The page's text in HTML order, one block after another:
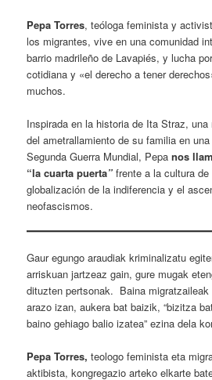
Pepa Torres, teóloga feminista y
los migrantes, vive en una comunidad
barrio madrileño de Lavapiés, y lucha
cotidiana y «el derecho a tener
muchos.
Inspirada en la historia de Ita Straz,
del ametrallamiento de su familia en
Segunda Guerra Mundial, Pepanos
“la cuarta puerta” frente a la cultura de
globalización de la indiferencia y el
neofascismos.
Gaur egungo araudiak kriminalizatu
arriskuan jartzeaz gain, gure mugak
dituzten pertsonak. Baina
arazo izan, aukera bat baizik, “bizitza
baino gehiago balio izatea” ezina dela
Pepa Torres,teologo feminista eta
aktibista, kongregazio arteko elkarte